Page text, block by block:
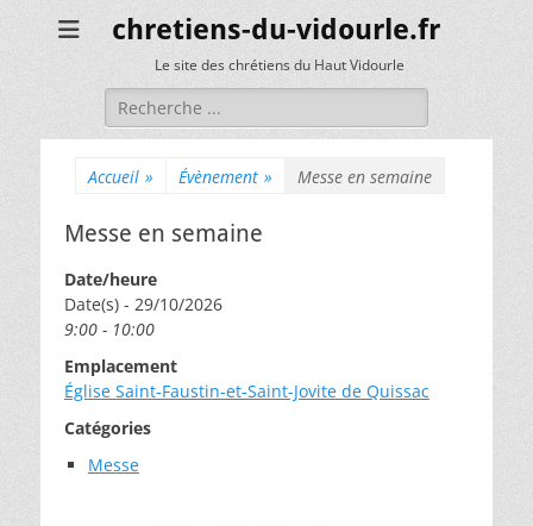
chretiens-du-vidourle.fr
Le site des chrétiens du Haut Vidourle
Rechercher :
Accueil » Évènement » Messe en semaine
Messe en semaine
Date/heure
Date(s) - 29/10/2026
9:00 - 10:00
Emplacement
Église Saint-Faustin-et-Saint-Jovite de Quissac
Catégories
Messe